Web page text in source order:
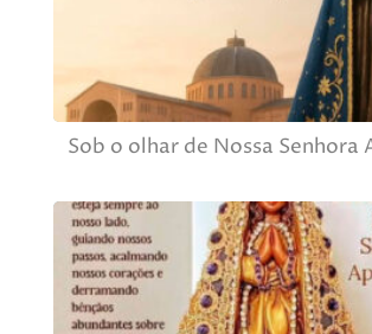
Sob o olhar de Nossa Senhora